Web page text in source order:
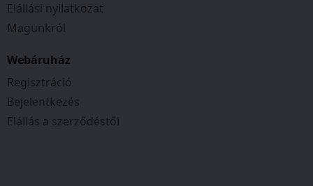
Elállási nyilatkozat
Magunkról
Webáruház
Regisztráció
Bejelentkezés
Elállás a szerződéstől